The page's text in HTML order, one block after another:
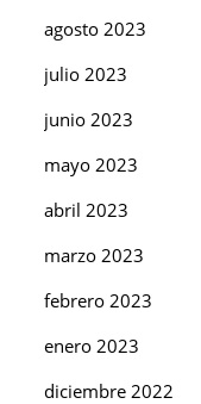
agosto 2023
julio 2023
junio 2023
mayo 2023
abril 2023
marzo 2023
febrero 2023
enero 2023
diciembre 2022